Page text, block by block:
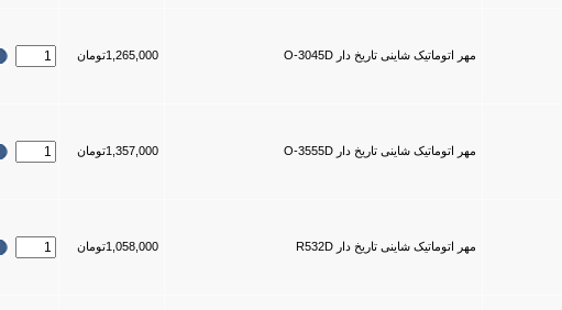
مهر اتوماتیک شاینی تاریخ دار O-3045D
مهر اتوماتیک شاینی تاریخ دار O-3555D
مهر اتوماتیک شاینی تاریخ دار R532D